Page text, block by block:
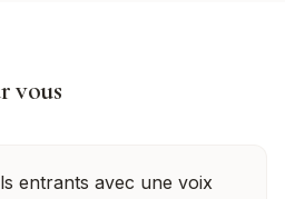
vous
entrants avec une voix